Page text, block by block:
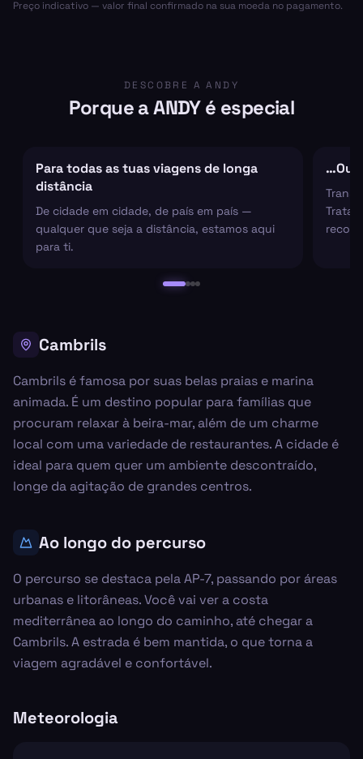
Preço indicativo — valor final confirmado na sua moeda no pagamento.
DESCOBRE A ANDY
Porque a ANDY é especial
Para todas as tuas viagens de longa
distância
De cidade em cidade, de país em país —
qualquer que seja a distância, estamos aqui
para ti.
…Ou
Cambrils
Cambrils é famosa por suas belas praias e marina
animada. É um destino popular para famílias que
procuram relaxar à beira-mar, além de um charme
local com uma variedade de restaurantes. A cidade é
ideal para quem quer um ambiente descontraído,
longe da agitação de grandes centros.
Ao longo do percurso
O percurso se destaca pela AP-7, passando por áreas
urbanas e litorâneas. Você vai ver a costa
mediterrânea ao longo do caminho, até chegar a
Cambrils. A estrada é bem mantida, o que torna a
viagem agradável e confortável.
Meteorologia